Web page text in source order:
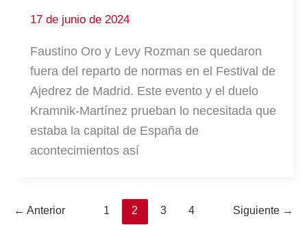
17 de junio de 2024
Faustino Oro y Levy Rozman se quedaron
fuera del reparto de normas en el Festival de
Ajedrez de Madrid. Este evento y el duelo
Kramnik-Martínez prueban lo necesitada que
estaba la capital de España de
acontecimientos así
← Anterior 1 2 3 4 Siguiente →